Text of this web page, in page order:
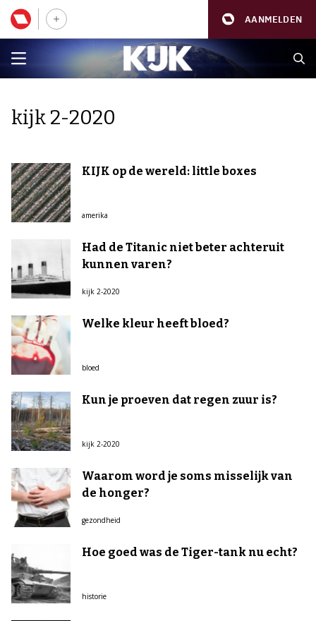
AANMELDEN
kijk 2-2020
KIJK op de wereld: little boxes
amerika
Had de Titanic niet beter achteruit
kunnen varen?
kijk 2-2020
Welke kleur heeft bloed?
bloed
Kun je proeven dat regen zuur is?
kijk 2-2020
Waarom word je soms misselijk van
de honger?
gezondheid
Hoe goed was de Tiger-tank nu echt?
historie